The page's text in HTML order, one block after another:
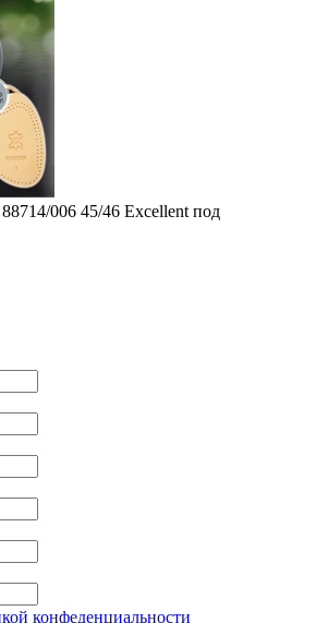
006 45/46 Excellent под
конфеденциальности